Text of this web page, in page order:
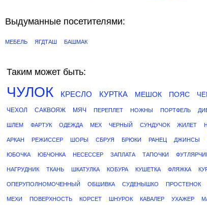
Выдуманные посетителями:
МЕБЕЛЬ ЯГДТАШ БАШМАК
Таким может быть:
ЧУЛОК КРЕСЛО КУРТКА МЕШОК ПОЯС
ЧЕХОЛ САКВОЯЖ МЯЧ ПЕРЕПЛЕТ НОЖНЫ ПОРТФЕЛЬ
ШЛЕМ ФАРТУК ОДЕЖДА МЕХ ЧЕРНЫЙ СУНДУЧОК ЖИЛЕТ
АРКАН РЕЖИССЕР ШОРЫ СБРУЯ БРЮКИ РАНЕЦ ДЖИНСЫ
ЮБОЧКА ЮБЧОНКА НЕСЕССЕР ЗАПЛАТА ТАПОЧКИ
НАГРУДНИК ТКАНЬ ШКАТУЛКА КОБУРА КУШЕТКА ФЛЯЖКА
ОПЕРУПОЛНОМОЧЕННЫЙ ОБШИВКА СУДЕНЫШКО ПРОСТЕНОК
МЕХИ ПОВЕРХНОСТЬ КОРСЕТ ШНУРОК КАВАЛЕР УХАЖЕР